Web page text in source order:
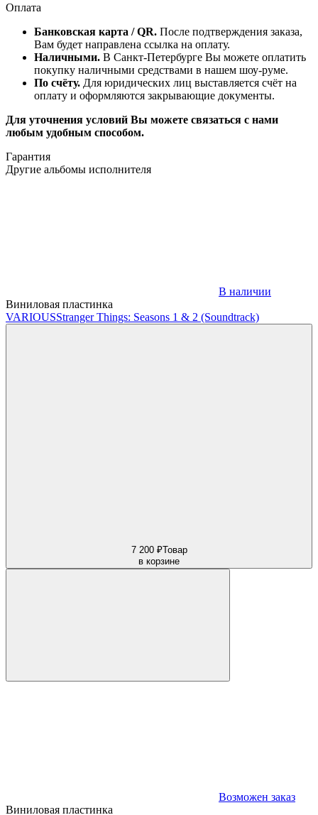
Оплата
Банковская карта / QR. После подтверждения заказа,
Вам будет направлена ссылка на оплату.
Наличными. В Санкт-Петербурге Вы можете оплатить
покупку наличными средствами в нашем шоу-руме.
По счёту. Для юридических лиц выставляется счёт на
оплату и оформляются закрывающие документы.
Для уточнения условий Вы можете связаться с нами
любым удобным способом.
Гарантия
Другие альбомы исполнителя
В наличии
Виниловая пластинка
VARIOUSStranger Things: Seasons 1 & 2 (Soundtrack)
7 200 ₽Товар
в корзине
Возможен заказ
Виниловая пластинка